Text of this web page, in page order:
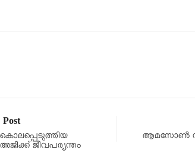
കൊലപ്പെടുത്തിയ
ജീവപര്യന്തം
ആമസോണ്‍